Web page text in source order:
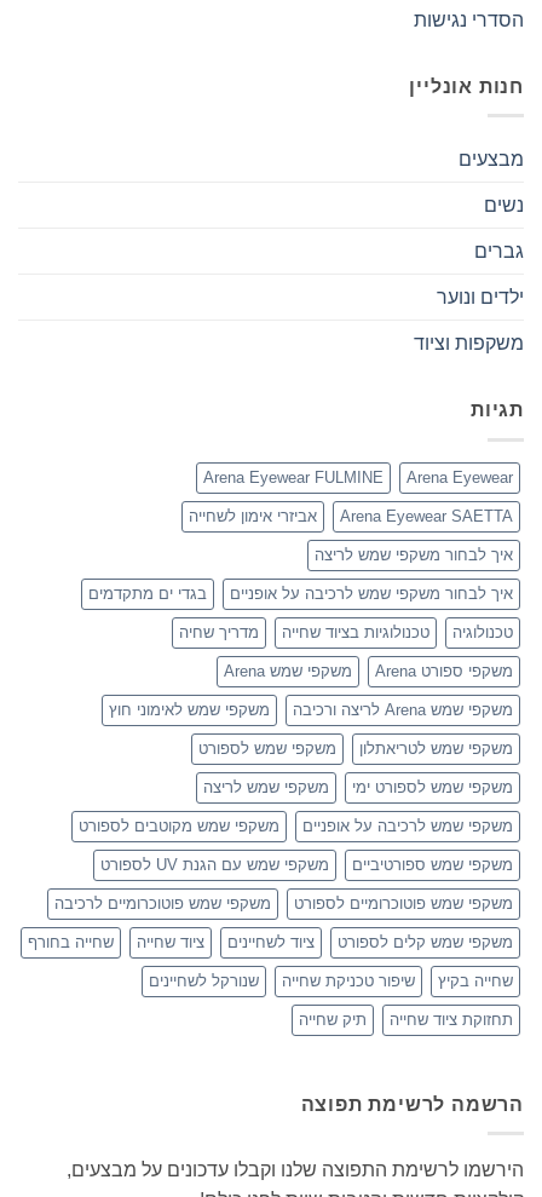
הסדרי נגישות
חנות אונליין
מבצעים
נשים
גברים
ילדים ונוער
משקפות וציוד
תגיות
Arena Eyewear
Arena Eyewear FULMINE
Arena Eyewear SAETTA אביזרי אימון לשחייה
איך לבחור משקפי שמש לריצה
איך לבחור משקפי שמש לרכיבה על אופניים בגדי ים מתקדמים
טכנולוגיה טכנולוגיות בציוד שחייה מדריך שחיה
משקפי ספורט Arena משקפי שמש Arena
משקפי שמש Arena לריצה ורכיבה משקפי שמש לאימוני חוץ
משקפי שמש לטריאתלון משקפי שמש לספורט
משקפי שמש לספורט ימי משקפי שמש לריצה
משקפי שמש לרכיבה על אופניים משקפי שמש מקוטבים לספורט
משקפי שמש ספורטיביים משקפי שמש עם הגנת UV לספורט
משקפי שמש פוטוכרומיים לספורט משקפי שמש פוטוכרומיים לרכיבה
משקפי שמש קלים לספורט ציוד לשחיינים ציוד שחייה שחייה בחורף
שחייה בקיץ שיפור טכניקת שחייה שנורקל לשחיינים
תחזוקת ציוד שחייה תיק שחייה
הרשמה לרשימת תפוצה
הירשמו לרשימת התפוצה שלנו וקבלו עדכונים על מבצעים,